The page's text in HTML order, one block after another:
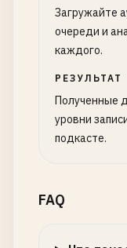
Загружайте
очереди и
каждого.
РЕЗУЛЬТАТ
Полученные
уровни
подкасте.
FAQ